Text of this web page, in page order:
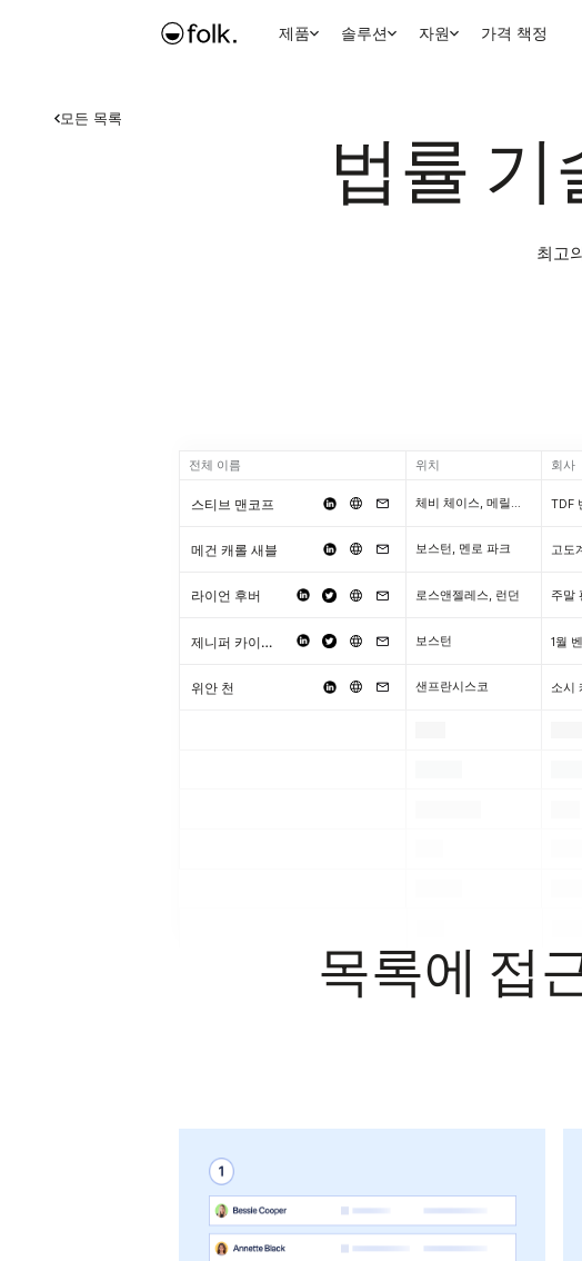
제품 솔루션 자원 가격 책정
모든 목록
법률 기
최고
전체 이름 위치 회사
스티브 맨코프 체비 체이스, 메릴랜드 TDF
메건 캐롤 새블 보스턴, 멘로 파크 고도
라이언 후버 로스앤젤레스, 런던 주말
제니퍼 카이저 노이도르퍼 보스턴 1월
위안 천 샌프란시스코 소시
목록에 접